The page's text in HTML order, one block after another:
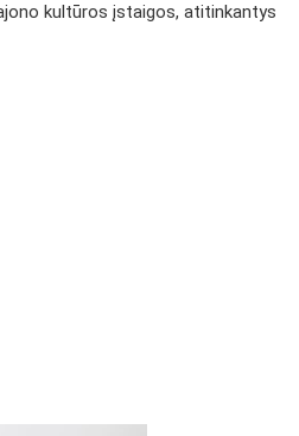
kultūros įstaigos, atitinkantys